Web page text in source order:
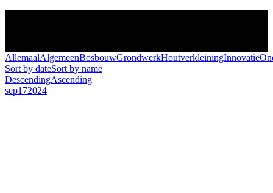
AllemaalAlgemeenBosbouwGrondwerkHoutverkleiningInnovatie
Sort by dateSort by name
DescendingAscending
sep172024